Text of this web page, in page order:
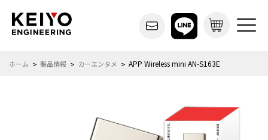
ホーム 製品情報 カーエンタメ APP Wireless mini AN-S163E